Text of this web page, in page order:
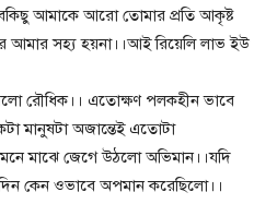
আমাকে আরো তোমার প্রতি আকৃষ্ট
সহ্য হয়না।।আই রিয়েলি লাভ ইউ
রৌধিক।। এতোক্ষণ পলকহীন ভাবে
মানুষটা অজান্তেই এতোটা
মাঝে জেগে উঠলো অভিমান।।যদি
কেন ওভাবে অপমান করেছিলো।।